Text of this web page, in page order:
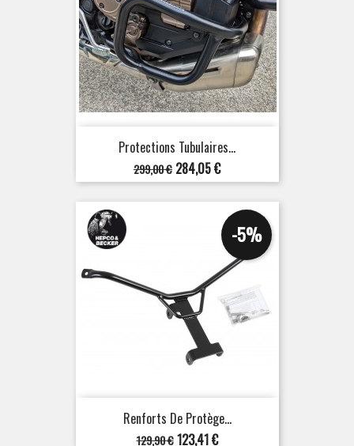
Protections Tubulaires...
Prix
de
base
299,00 € Prix
284,05 €
Renforts De Protège...
Prix
129,90 €
-5%
Prix
123,41 €